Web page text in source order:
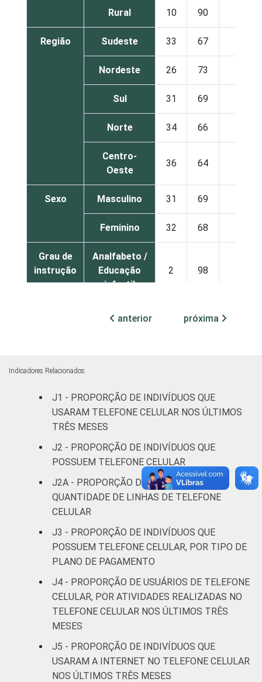
Rural 10 90
Região Sudeste 33 67
Nordeste 26 73
Sul 31 69
Norte 34 66
Centro-
Oeste
36 64
Sexo Masculino 31 69
Feminino 32 68
Grau de
instrução
Analfabeto /
Educação
infantil
2 98
Fundamental 82
Faixa
etária
De 10 a 15
anos
45 55
De 16 a 24
anos
61 39
De 25 a 34
anos
44 56 0
De 35 a 44
anos
25 75
anos
11 89 0
60 anos ou
Renda
familiar
Até 1 SM 15 85 0
anterior próxima
Indicadores Relacionados
J1 - PROPORÇÃO DE INDIVÍDUOS QUE
USARAM TELEFONE CELULAR NOS ÚLTIMOS
TRÊS MESES
J2 - PROPORÇÃO DE INDIVÍDUOS QUE
POSSUEM TELEFONE CELULAR
J2A - PROPORÇÃO DE INDIVÍDUOS, POR
QUANTIDADE DE LINHAS DE TELEFONE
CELULAR
J3 - PROPORÇÃO DE INDIVÍDUOS QUE
POSSUEM TELEFONE CELULAR, POR TIPO DE
PLANO DE PAGAMENTO
J4 - PROPORÇÃO DE USUÁRIOS DE TELEFONE
CELULAR, POR ATIVIDADES REALIZADAS NO
TELEFONE CELULAR NOS ÚLTIMOS TRÊS
MESES
J5 - PROPORÇÃO DE INDIVÍDUOS QUE
USARAM A INTERNET NO TELEFONE CELULAR
NOS ÚLTIMOS TRÊS MESES